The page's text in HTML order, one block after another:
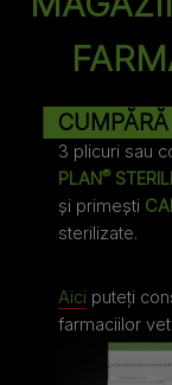
CUMPĂRĂ
3 plicuri sau
PLAN®
și primești
sterilizate.
Aici puteți
farmaciilor